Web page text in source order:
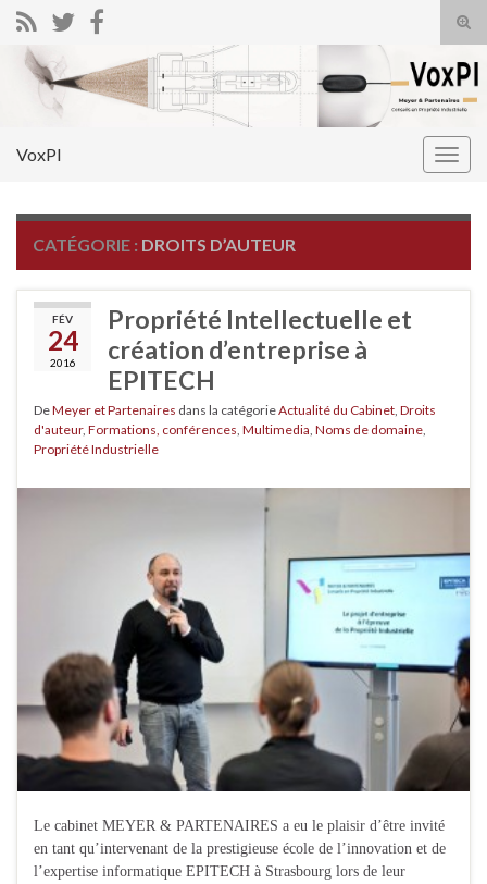
Search for:
VoxPI
CATÉGORIE : DROITS D’AUTEUR
FÉV
24
2016
Propriété Intellectuelle et
création d’entreprise à
EPITECH
DeMeyer et Partenaires dans la catégorieActualité du Cabinet Droits
d'auteur, Formations, conférences Multimedia Noms de domaine
Propriété Industrielle
Le cabinet MEYER & PARTENAIRES a eu le plaisir d’être invité
en tant qu’intervenant de la prestigieuse école de l’innovation et de
l’expertise informatique EPITECH à Strasbourg lors de leur